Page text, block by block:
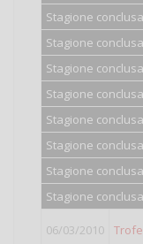
Stagione
Stagione
Stagione
Stagione
Stagione
Stagione
Stagione
Stagione
06/03/2010